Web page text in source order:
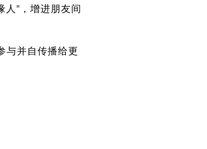
”，增进朋友间
并自传播给更